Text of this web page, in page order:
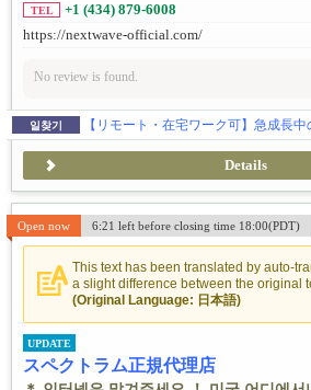
TEL
+1 (434) 879-6008
https://nextwave-official.com/
No review is found.
일찾기
Details
Open now 6:21 left before closing time 18:00(PDT)
This text has been translated by auto-
a slight difference between the original
(Original Language: 日本語)
UPDATE
スペクトラム正規代理店